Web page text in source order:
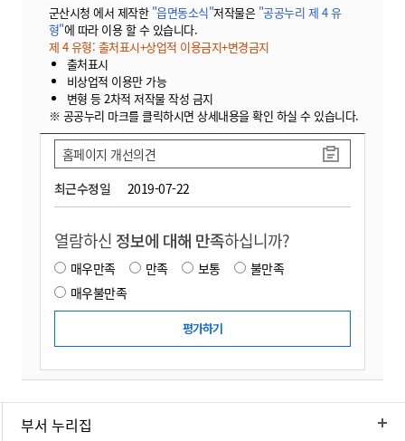
군산시청 에서 제작한 "읍면동소식"저작물은 "공공누리 제 4 유
형"에 따라 이용 할 수 있습니다.
제 4 유형: 출처표시+상업적 이용금지+변경금지
출처표시
비상업적 이용만 가능
변형 등 2차적 저작물 작성 금지
※ 공공누리 마크를 클릭하시면 상세내용을 확인 하실 수 있습니다.
최근수정일 2019-07-22
홈페이지 개선의견
열람하신 정보에 대해 만족하십니까?
매우만족 만족 보통
불만족
매우불만족
부서 누리집